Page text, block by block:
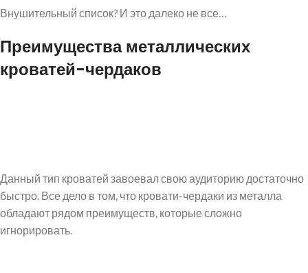
Внушительный список? И это далеко не все…
Преимущества металлических
кроватей-чердаков
Данный тип кроватей завоевал свою аудиторию достаточно
быстро. Все дело в том, что кровати-чердаки из металла
обладают рядом преимуществ, которые сложно
игнорировать.